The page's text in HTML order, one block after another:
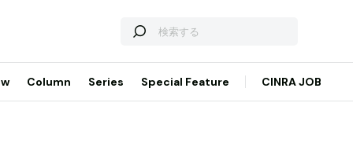
Column Series Special Feature CINRA JOB